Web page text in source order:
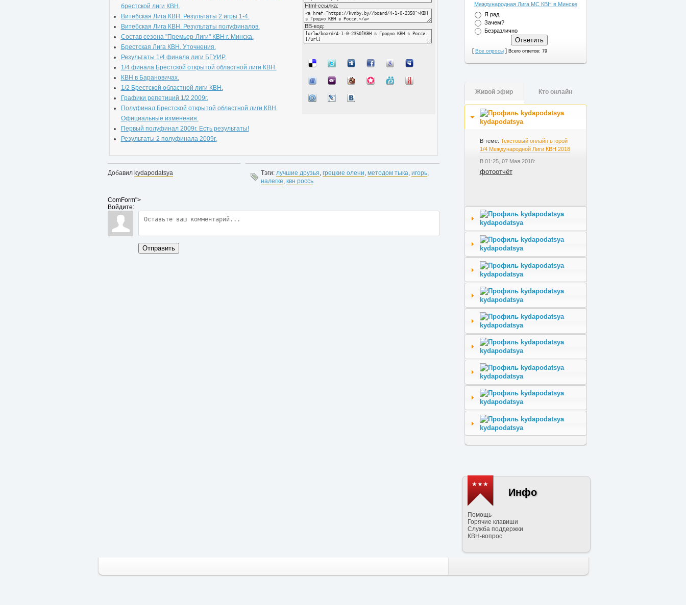
брестской лиги КВН.
Витебская Лига КВН. Результаты 2 игры 1-4.
Витебская Лига КВН. Результаты полуфиналов.
Состав сезона "Премьер-Лиги" КВН г. Минска.
Брестская Лига КВН. Уточнения.
Результаты 1/4 финала лиги БГУИР.
1/4 финала Брестской открытой областной лиги КВН.
КВН в Барановичах.
1/2 Брестской областной лиги КВН.
Графики репетиций 1/2 2009г.
Полуфинал Брестской открытой областной лиги КВН.
Официальные изменения.
Первый полуфинал 2009г. Есть результаты!
Результаты 2 полуфинала 2009г.
Html-ссылка:
BB-код:
Добавил kydapodatsya Тэги: лучшие друзья, грецкие олени, методом тыка, игорь,
налегке, квн россь
ComForm">
Войдите:
Отправить
Международная Лига МС КВН в Минске
Я рад
Зачем?
Безразлично
[ Все опросы] Всего ответов: 79
Живой эфир Кто онлайн
kydapodatsya
В теме: Текстовый онлайн второй
1/4 Международной Лиги КВН 2018
В 01:25, 07 Мая 2018:
фотоотчёт
kydapodatsya
kydapodatsya
kydapodatsya
kydapodatsya
kydapodatsya
kydapodatsya
kydapodatsya
kydapodatsya
kydapodatsya
★★★
Инфо
Помощь
Горячие клавиши
Служба поддержки
КВН-вопрос